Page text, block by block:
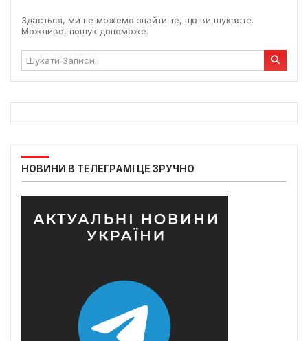
Здається, ми не можемо знайти те, що ви шукаєте.
Можливо, пошук допоможе.
НОВИНИ В ТЕЛЕГРАМІ ЦЕ ЗРУЧНО